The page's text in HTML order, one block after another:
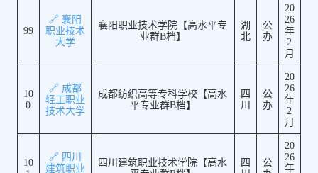
99
🔗 襄阳
职业技术
大学
襄阳职业技术学院【高水平专
业群B档】
湖
北
公
办
20
26
年
2
月
10
0
🔗 成都
轻工职业
技术大学
成都纺织高等专科学校【高水
平专业群B档】
四
川
公
办
20
26
年
2
月
10
🔗 四川
建筑职业
四川建筑职业技术学院【高水
四
公
20
26
年